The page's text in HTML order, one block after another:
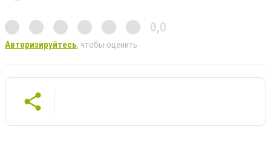
0,0
Авторизируйтесь, чтобы оценить